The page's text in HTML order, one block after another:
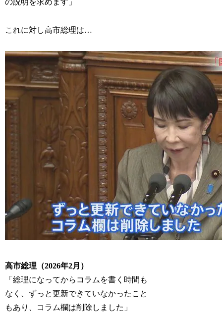
これに対し高市総理は…
高市総理（2026年2月）
「総理になってからコラムを書く時間も
なく、ずっと更新できていなかったこと
もあり、コラム欄は削除しました」